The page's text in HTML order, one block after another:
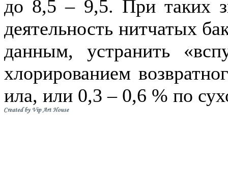
до 8,5 – 9,5. При таких
деятельность нитчатых
данным, устранить
хлорированием
ила, или 0,3 – 0,6 % по